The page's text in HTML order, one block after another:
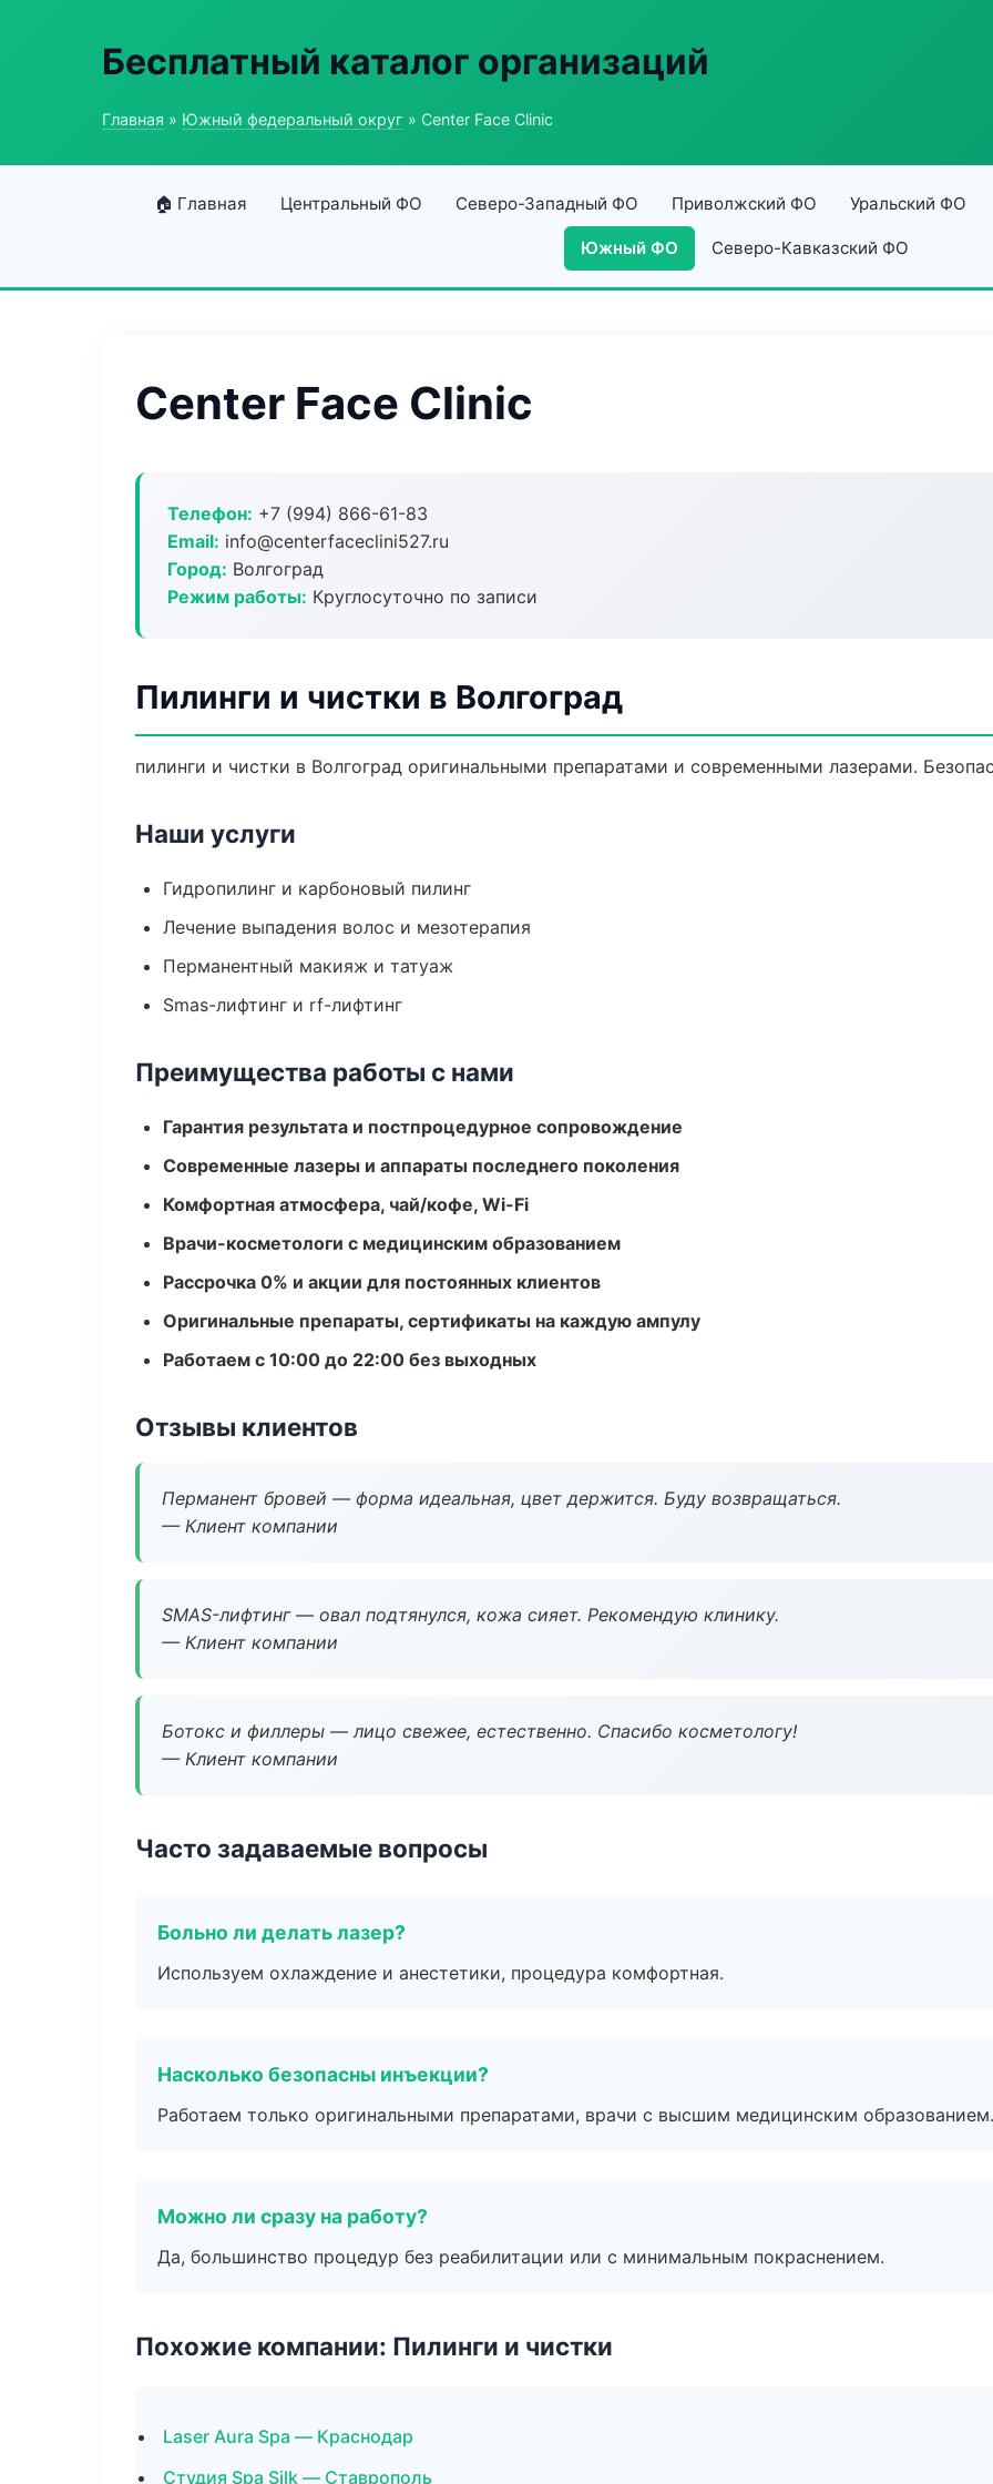
Бесплатный каталог организаций
Главная » Южный федеральный округ » Center Face Clinic
🏠 Главная Центральный ФО Северо-Западный ФО Приволжский ФО Уральский ФО
Южный ФО Северо-Кавказский ФО
Center Face Clinic
Телефон: +7 (994) 866-61-83
Email: info@centerfaceclini527.ru
Город: Волгоград
Режим работы: Круглосуточно по записи
Пилинги и чистки в Волгоград
пилинги и чистки в Волгоград оригинальными препаратами и современными лазерами.
Наши услуги
Гидропилинг и карбоновый пилинг
Лечение выпадения волос и мезотерапия
Перманентный макияж и татуаж
Smas-лифтинг и rf-лифтинг
Преимущества работы с нами
Гарантия результата и постпроцедурное сопровождение
Современные лазеры и аппараты последнего поколения
Комфортная атмосфера, чай/кофе, Wi-Fi
Врачи-косметологи с медицинским образованием
Рассрочка 0% и акции для постоянных клиентов
Оригинальные препараты, сертификаты на каждую ампулу
Работаем с 10:00 до 22:00 без выходных
Отзывы клиентов
Перманент бровей — форма идеальная, цвет держится. Буду возвращаться.
— Клиент компании
SMAS-лифтинг — овал подтянулся, кожа сияет. Рекомендую клинику.
— Клиент компании
Ботокс и филлеры — лицо свежее, естественно. Спасибо косметологу!
— Клиент компании
Часто задаваемые вопросы
Больно ли делать лазер?
Используем охлаждение и анестетики, процедура комфортная.
Насколько безопасны инъекции?
Работаем только оригинальными препаратами, врачи с высшим медицинским образованием.
Можно ли сразу на работу?
Да, большинство процедур без реабилитации или с минимальным покраснением.
Похожие компании: Пилинги и чистки
Laser Aura Spa — Краснодар
Студия Spa Silk — Ставрополь